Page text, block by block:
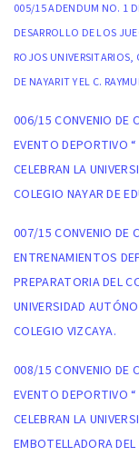
005/15 ADENDUM NO. 1
DESARROLLO DE LOS
ROJOS
DE NAYARIT Y EL C.
006/15 CONVENIO DE
EVENTO DEPORTIVO
CELEBRAN LA
COLEGIO NAYAR DE
007/15 CONVENIO DE
ENTRENAMIENTOS
PREPARATORIA DEL
UNIVERSIDAD
COLEGIO VIZCAYA.
008/15 CONVENIO DE
EVENTO DEPORTIVO
CELEBRAN LA
EMBOTELLADORA DEL